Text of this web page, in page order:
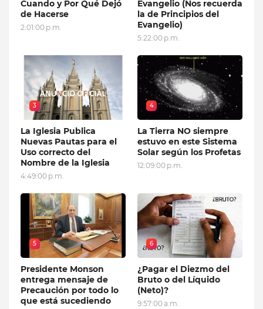
Cuando y Por Qué Dejó
de Hacerse
2:01:00 p.m.
Evangelio (Nos recuerda
la de Principios del
Evangelio)
5:22:00 p.m.
3
La Iglesia Publica
Nuevas Pautas para el
Uso correcto del
Nombre de la Iglesia
4:49:00 p.m.
4
La Tierra NO siempre
estuvo en este Sistema
Solar según los Profetas
12:09:00 p.m.
5
Presidente Monson
entrega mensaje de
Precaución por todo lo
que está sucediendo
6
¿Pagar el Diezmo del
Bruto o del Líquido
(Neto)?
9:57:00 a.m.